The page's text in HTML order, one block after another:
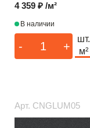
4 359 ₽ /м²
В наличии
- +
шт.
м²
Арт. CNGLUM05